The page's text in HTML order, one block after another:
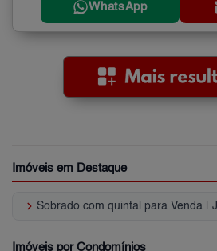
WhatsApp
Imóveis em Destaque
keyboard_arrow_right
Imóveis por Condomínios